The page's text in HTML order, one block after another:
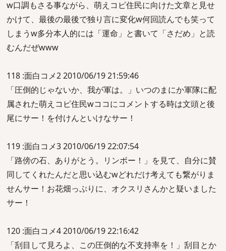
w口調もさる事ながら、萌えコピ住民に向けた文章と見せ
かけて、最後の最後で独り言に変化w何回読んでも笑って
しまうw多分本人的には「運命」と書いて「さだめ」と読
むんだぜwww
118 :面白コメ2 2010/06/19 21:59:46
「圧倒的じゃないか、我が軍は。」いつのまにか軍隊に配
属された萌えコピ住民wココにコメントする時は文頭と後
尾にサー！を付けんといけなサー！
119 :面白コメ3 2010/06/19 22:07:54
「路傍の石、ありがとう。リンボー！」を見て、自分に賛
同してくれたんだと思い込むwどれだけ考えても繋がりま
せんサー！お花畑っぷりに、オクスリさんかと疑いました
サー！
120 :面白コメ4 2010/06/19 22:16:42
「刮目して見ろよ、この圧倒的な不支持率を！」刮目とか